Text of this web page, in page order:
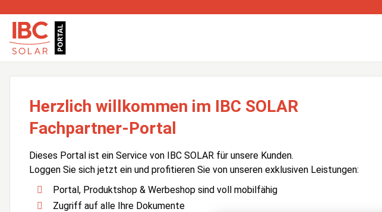
Herzlich willkommen im IBC SOLAR
Fachpartner-Portal
Dieses Portal ist ein Service von IBC SOLAR für unsere Kunden.
Loggen Sie sich jetzt ein und profitieren Sie von unseren exklusiven Leistungen:
Portal, Produktshop & Werbeshop sind voll mobilfähig
Zugriff auf alle Ihre Dokumente